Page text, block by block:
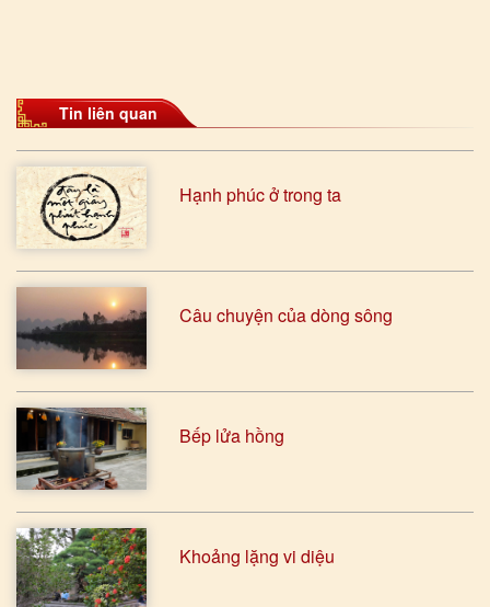
Tin liên quan
Hạnh phúc ở trong ta
Câu chuyện của dòng sông
Bếp lửa hồng
Khoảng lặng vi diệu